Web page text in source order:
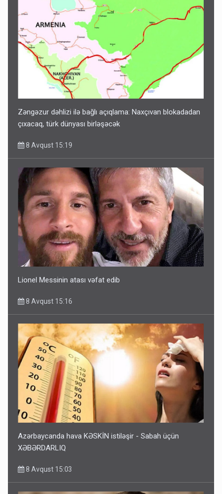
Zəngəzur dəhlizi ilə bağlı açıqlama: Naxçıvan blokadadan
çıxacaq, türk dünyası birləşəcək
8 Avqust 15:19
Lionel Messinin atası vəfat edib
8 Avqust 15:16
Azərbaycanda hava KƏSKİN istiləşir - Sabah üçün
XƏBƏRDARLIQ
8 Avqust 15:03